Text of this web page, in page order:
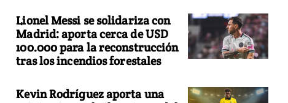
Lionel Messi se solidariza con
Madrid: aporta cerca de USD
100.000 para la reconstrucción
tras los incendios forestales
Kevin Rodríguez aporta una